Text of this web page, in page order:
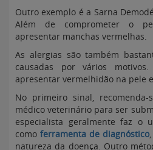
Outro exemplo é a Sarna
Além de comprometer o
apresentar manchas vermelhas.
As alergias são também
causadas por vários
apresentar vermelhidão na pele
No primeiro sinal,
médico veterinário para ser
especialista geralmente faz o
comoferramenta de diagnóstico
natureza da doença. Outro